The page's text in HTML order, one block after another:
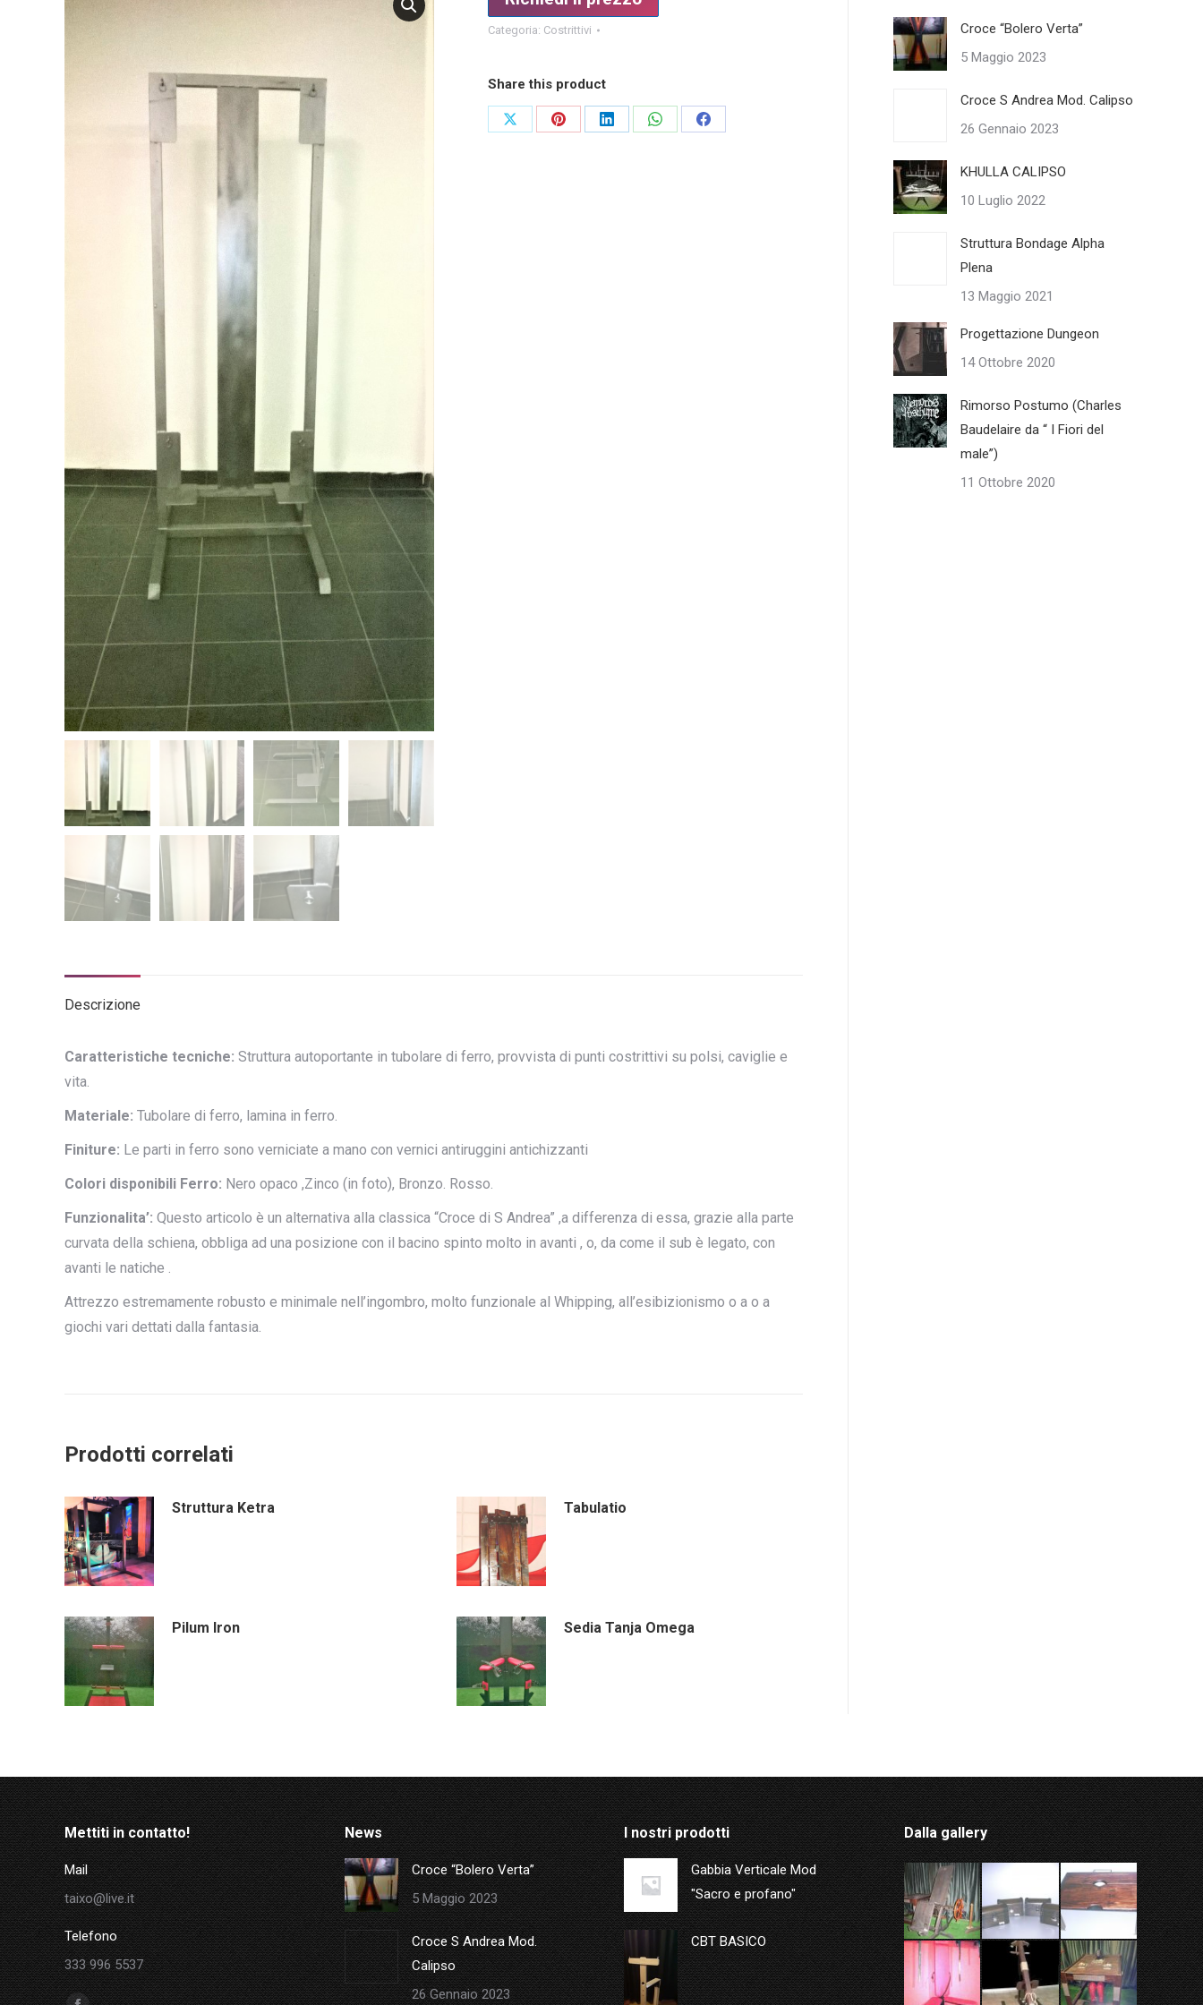
Categoria: Costrittivi
Share this product
CondividiCondividiCondividiCondividiCondividi
Descrizione
Caratteristiche tecniche: Struttura autoportante in tubolare di ferro, provvista di punti costrittivi su polsi, caviglie e
vita.
Materiale: Tubolare di ferro, lamina in ferro.
Finiture: Le parti in ferro sono verniciate a mano con vernici antiruggini antichizzanti
Colori disponibili Ferro: Nero opaco ,Zinco (in foto), Bronzo. Rosso.
Funzionalita’: Questo articolo è un alternativa alla classica “Croce di S Andrea” ,a differenza di essa, grazie alla parte
curvata della schiena, obbliga ad una posizione con il bacino spinto molto in avanti , o, da come il sub è legato, con
avanti le natiche .
Attrezzo estremamente robusto e minimale nell’ingombro, molto funzionale al Whipping, all’esibizionismo o a o a
giochi vari dettati dalla fantasia.
Prodotti correlati
Struttura Ketra Tabulatio
Pilum Iron Sedia Tanja Omega
Croce “Bolero Verta”
5 Maggio 2023
Croce S Andrea Mod. Calipso
26 Gennaio 2023
KHULLA CALIPSO
10 Luglio 2022
Struttura Bondage Alpha
Plena
13 Maggio 2021
Progettazione Dungeon
14 Ottobre 2020
Rimorso Postumo (Charles
Baudelaire da “ I Fiori del
male”)
11 Ottobre 2020
Mettiti in contatto!
Mail
taixo@live.it
Telefono
333 996 5537
News
Croce “Bolero Verta”
5 Maggio 2023
Croce S Andrea Mod.
Calipso
26 Gennaio 2023
I nostri prodotti
Gabbia Verticale Mod
"Sacro e profano"
CBT BASICO
Dalla gallery